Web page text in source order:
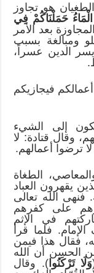
هو تجاوز
حَمَلْنَاكُمْ فِي
بعد الأمر
ومبالغة بسبب
الدين عسراً،
فيجازيكم
إلى الشيء
وقال قتادة: لا
ترضوا أعمالهم.
الطغاة
يقهرون العباد
فنهى الله تعالى
على كفرهم
في الإثم
فلما قرأ
فقال هذا فيمن
الحسن أن الله
وَلَا تَرْكَنُوا). وقال